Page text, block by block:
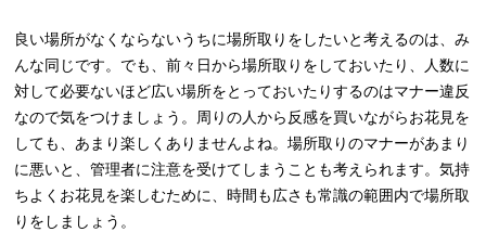
良い場所がなくならないうちに場所取りをしたいと考えるのは、み
んな同じです。でも、前々日から場所取りをしておいたり、人数に
対して必要ないほど広い場所をとっておいたりするのはマナー違反
なので気をつけましょう。周りの人から反感を買いながらお花見を
しても、あまり楽しくありませんよね。場所取りのマナーがあまり
に悪いと、管理者に注意を受けてしまうことも考えられます。気持
ちよくお花見を楽しむために、時間も広さも常識の範囲内で場所取
りをしましょう。